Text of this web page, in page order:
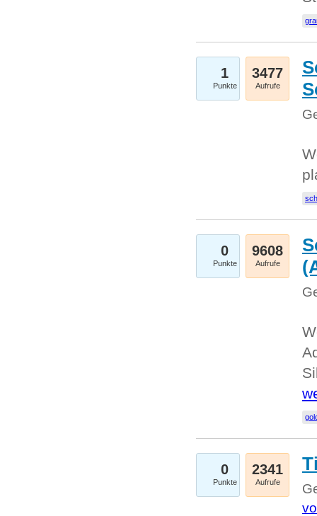
1
Punkte
3477
Aufrufe
0
Punkte
9608
Aufrufe
0
Punkte
2341
Aufrufe